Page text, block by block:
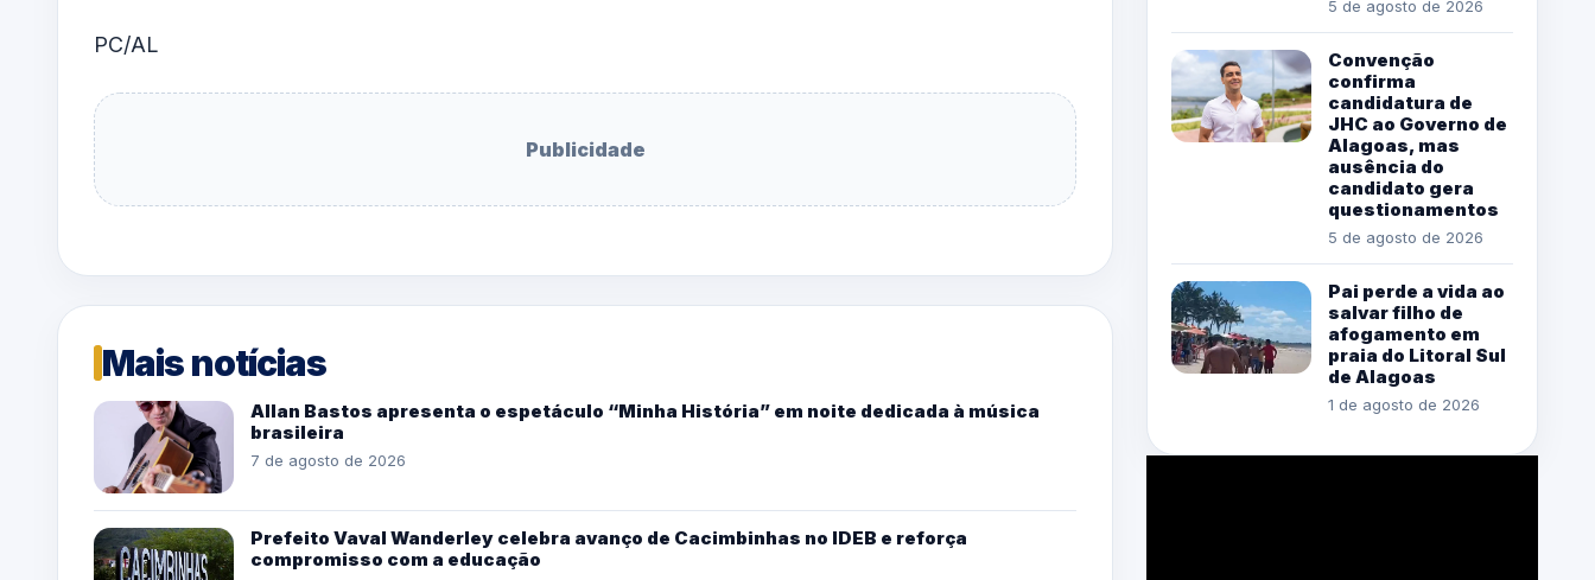
PC/AL
Publicidade
Mais notícias
Allan Bastos apresenta o espetáculo “Minha História” em noite dedicada à música
brasileira
7 de agosto de 2026
Prefeito Vaval Wanderley celebra avanço de Cacimbinhas no IDEB e reforça
compromisso com a educação
5 de agosto de 2026
Convenção
confirma
candidatura de
JHC ao Governo de
Alagoas, mas
ausência do
candidato gera
questionamentos
5 de agosto de 2026
Pai perde a vida ao
salvar filho de
afogamento em
praia do Litoral Sul
de Alagoas
1 de agosto de 2026